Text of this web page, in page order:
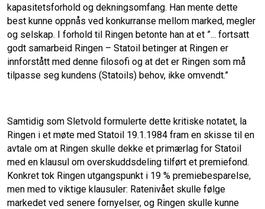
kapasitetsforhold og dekningsomfang. Han mente dette
best kunne oppnås ved konkurranse mellom marked, megler
og selskap. I forhold til Ringen betonte han at et ”... fortsatt
godt samarbeid Ringen – Statoil betinger at Ringen er
innforstått med denne filosofi og at det er Ringen som må
tilpasse seg kundens (Statoils) behov, ikke omvendt.”
Samtidig som Sletvold formulerte dette kritiske notatet, la
Ringen i et møte med Statoil 19.1.1984 fram en skisse til en
avtale om at Ringen skulle dekke et primærlag for Statoil
med en klausul om overskuddsdeling tilført et premiefond.
Konkret tok Ringen utgangspunkt i 19 % premiebesparelse,
men med to viktige klausuler: Ratenivået skulle følge
markedet ved senere fornyelser, og Ringen skulle kunne